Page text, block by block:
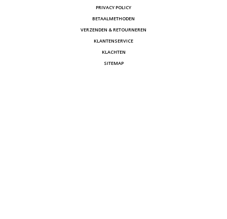
PRIVACY POLICY
BETAALMETHODEN
VERZENDEN & RETOURNEREN
KLANTENSERVICE
KLACHTEN
SITEMAP